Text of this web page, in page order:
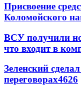
Присвоение
Коломойского
ВСУ получили
что входит в
Зеленский
переговорах4626